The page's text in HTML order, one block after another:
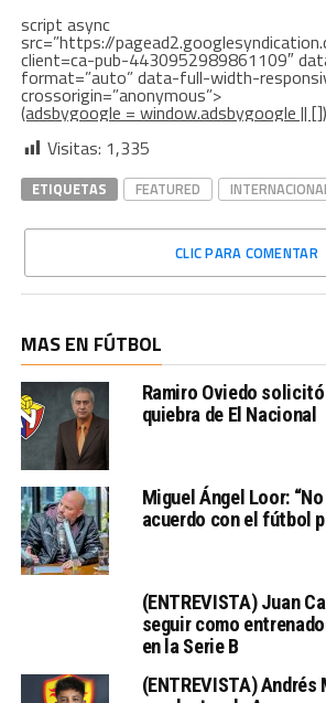
script async
src=”https://
client=ca-pub-4430952989861109″
format=”auto” data-full-width-
crossorigin=”anonymous”>
(adsbygoogle = window.adsbygoogle ||
Visitas: 1,335
ETIQUETAS FEATURED
CLIC PARA COMENTAR
MAS EN FÚTBOL
Ramiro Oviedo
quiebra de El Nacional
Miguel Ángel Loor:
acuerdo con el fútbol
(ENTREVISTA) Juan
seguir como
en la Serie B
(ENTREVISTA) Andrés